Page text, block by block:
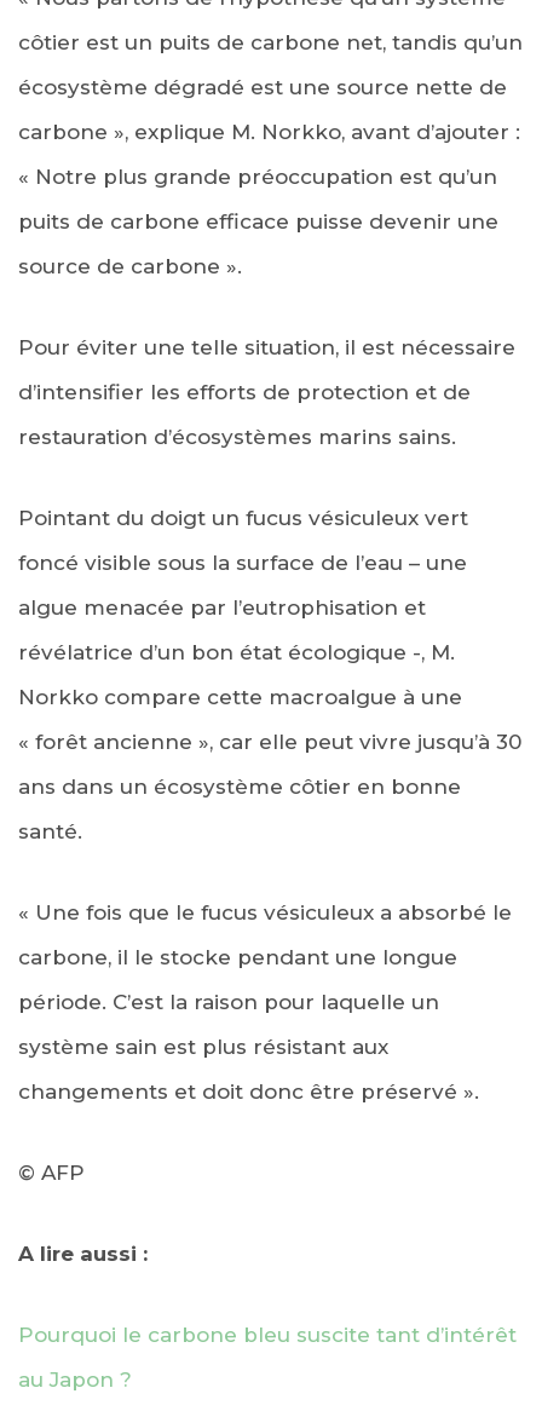
côtier est un puits de carbone net, tandis qu’un
écosystème dégradé est une source nette de
carbone », explique M. Norkko, avant d’ajouter :
« Notre plus grande préoccupation est qu’un
puits de carbone efficace puisse devenir une
source de carbone ».
Pour éviter une telle situation, il est nécessaire
d’intensifier les efforts de protection et de
restauration d’écosystèmes marins sains.
Pointant du doigt un fucus vésiculeux vert
foncé visible sous la surface de l’eau – une
algue menacée par l’eutrophisation et
révélatrice d’un bon état écologique -, M.
Norkko compare cette macroalgue à une
« forêt ancienne », car elle peut vivre jusqu’à 30
ans dans un écosystème côtier en bonne
santé.
« Une fois que le fucus vésiculeux a absorbé le
carbone, il le stocke pendant une longue
période. C’est la raison pour laquelle un
système sain est plus résistant aux
changements et doit donc être préservé ».
© AFP
A lire aussi :
Pourquoi le carbone bleu suscite tant d’intérêt
au Japon ?